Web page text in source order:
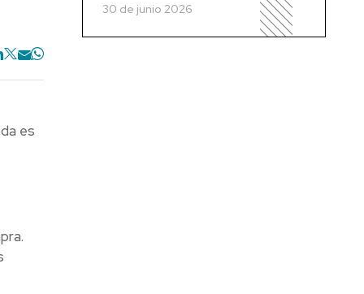
es
30 de junio 2026